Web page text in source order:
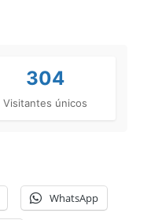
304
Visitantes únicos
WhatsApp